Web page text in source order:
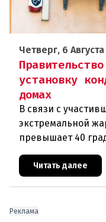
Четверг, 6
установку
домах
В связи с
экстремальной
превышает 40
правительство
проблемы
Читать далее
Реклама